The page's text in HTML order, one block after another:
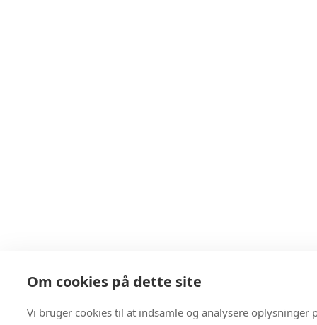
Om cookies på dette site
Vi bruger cookies til at indsamle og analysere oplysninger